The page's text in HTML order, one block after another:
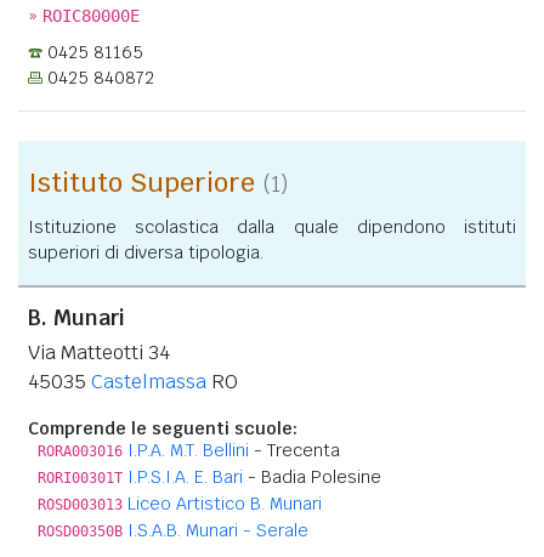
» ROIC80000E
0425 81165
0425 840872
Istituto Superiore (1)
Istituzione scolastica dalla quale dipendono istituti
superiori di diversa tipologia.
B. Munari
Via Matteotti 34
45035 Castelmassa RO
Comprende le seguenti scuole:
RORA003016 I.P.A. M.T. Bellini - Trecenta
RORI00301T I.P.S.I.A. E. Bari - Badia Polesine
ROSD003013 Liceo Artistico B. Munari
ROSD00350B I.S.A.B. Munari - Serale